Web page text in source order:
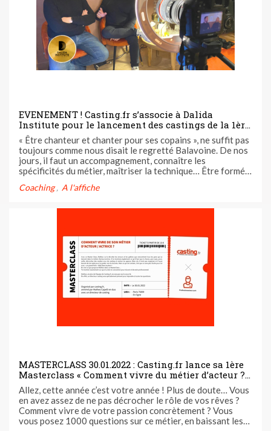
EVENEMENT ! Casting.fr s’associe à Dalida
Institute pour le lancement des castings de la 1ère
promotion.
« Être chanteur et chanter pour ses copains », ne suffit pas
toujours comme nous disait le regretté Balavoine. De nos
jours, il faut un accompagnement, connaître les
spécificités du métier, maîtriser la technique… Être formé à
nouvelle école de la voix DALIDA INSTITUTE qui ouvre
Coaching A l'affiche
MASTERCLASS 30.01.2022 : Casting.fr lance sa 1ère
Masterclass « Comment vivre du métier d’acteur ? »
avec le comédien incontournable Matheo Capelli
Allez, cette année c’est votre année ! Plus de doute… Vous
en avez assez de ne pas décrocher le rôle de vos rêves ?
Comment vivre de votre passion concrètement ? Vous
vous posez 1000 questions sur ce métier, en baissant les